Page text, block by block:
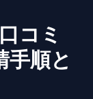
コミ
手順と